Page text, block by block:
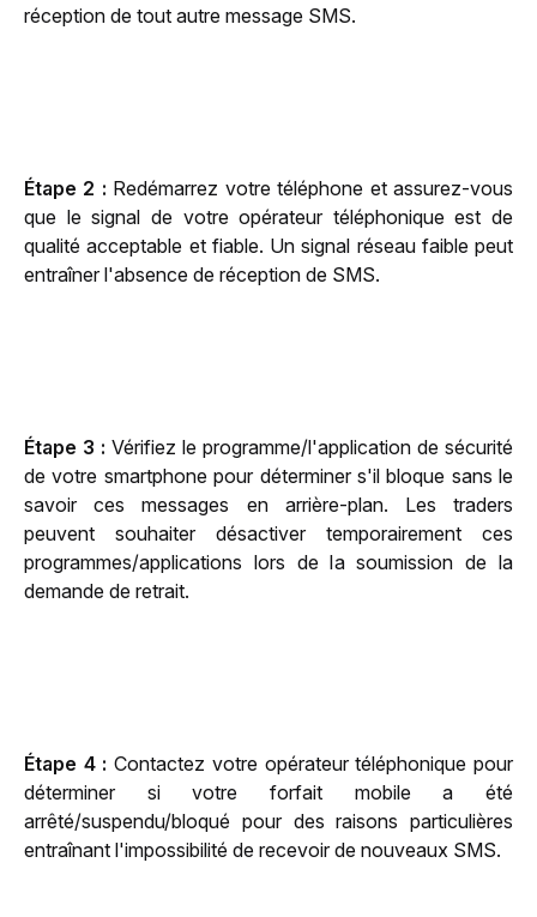
réception de tout autre message SMS.
Étape 2 : Redémarrez votre téléphone et assurez-vous
que le signal de votre opérateur téléphonique est de
qualité acceptable et fiable. Un signal réseau faible peut
entraîner l'absence de réception de SMS.
Étape 3 : Vérifiez le programme/l'application de sécurité
de votre smartphone pour déterminer s'il bloque sans le
savoir ces messages en arrière-plan. Les traders
peuvent souhaiter désactiver temporairement ces
programmes/applications lors de la soumission de la
demande de retrait.
Étape 4 : Contactez votre opérateur téléphonique pour
déterminer si votre forfait mobile a été
arrêté/suspendu/bloqué pour des raisons particulières
entraînant l'impossibilité de recevoir de nouveaux SMS.